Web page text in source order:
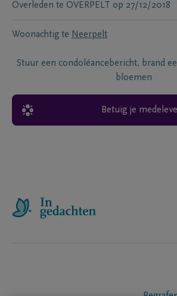
Overleden te OVERPELT op 27/12/2018
Woonachtig te Neerpelt
Stuur een condoléancebericht, brand
bloemen
Betuig je